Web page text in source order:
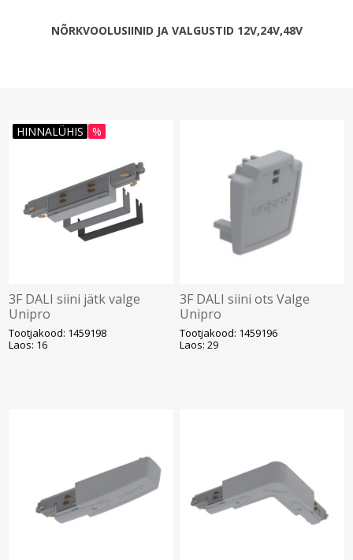
NÕRKVOOLUSIINID JA VALGUSTID 12V,24V,48V
HINNALÜHIS %
3F DALI siini jätk valge
Unipro
Tootjakood: 1459198
Laos: 16
3F DALI siini ots Valge
Unipro
Tootjakood: 1459196
Laos: 29